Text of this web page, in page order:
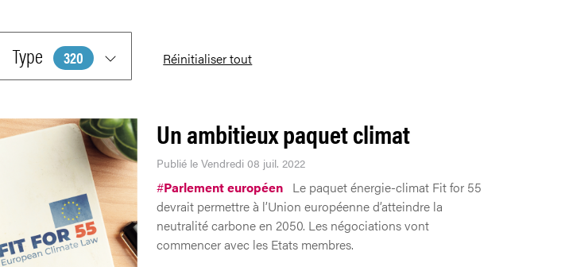
Type 320 Réinitialiser tout
Un ambitieux paquet climat
Publié le Vendredi 08 juil. 2022
#Parlement européen Le paquet énergie-climat Fit for 55
devrait permettre à l’Union européenne d’atteindre la
neutralité carbone en 2050. Les négociations vont
commencer avec les Etats membres.